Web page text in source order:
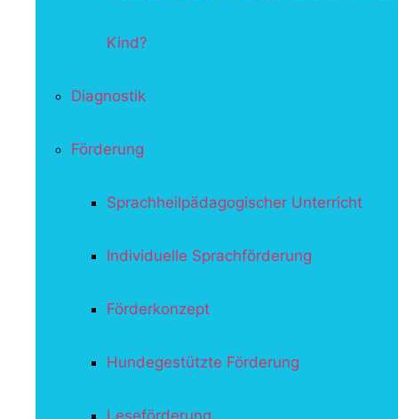
Kind?
Diagnostik
Förderung
Sprachheilpädagogischer Unterricht
Individuelle Sprachförderung
Förderkonzept
Hundegestützte Förderung